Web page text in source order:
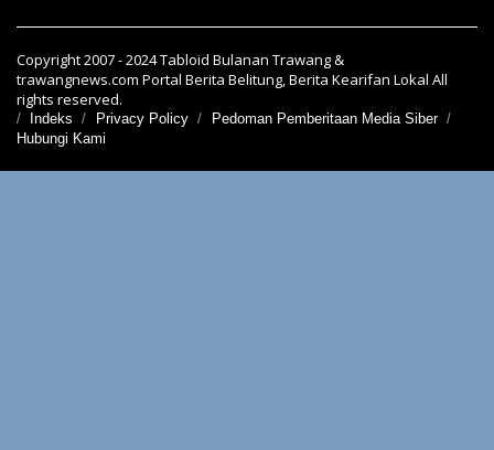
Copyright 2007 - 2024 Tabloid Bulanan Trawang &
trawangnews.com Portal Berita Belitung, Berita Kearifan Lokal All
rights reserved.
Indeks Privacy Policy
Pedoman Pemberitaan Media Siber
Hubungi Kami